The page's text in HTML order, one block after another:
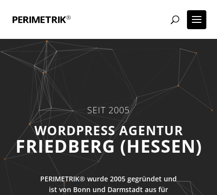
SEIT 2005
ECOMMERCE AGENTUR
FRIEDBERG (HESSEN)
PERIMETRIK® wurde 2005 gegründet und
ist von Bonn und Darmstadt aus für